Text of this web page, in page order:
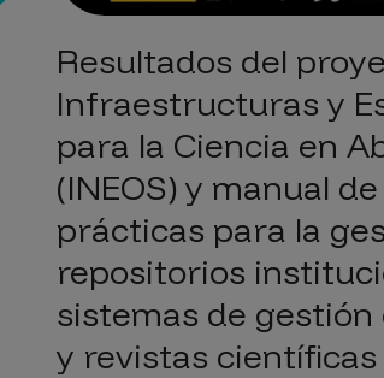
Resultados del
Infraestructuras y
para la Ciencia en
(INEOS) y manual
prácticas para la
repositorios
sistemas de
y revistas científicas